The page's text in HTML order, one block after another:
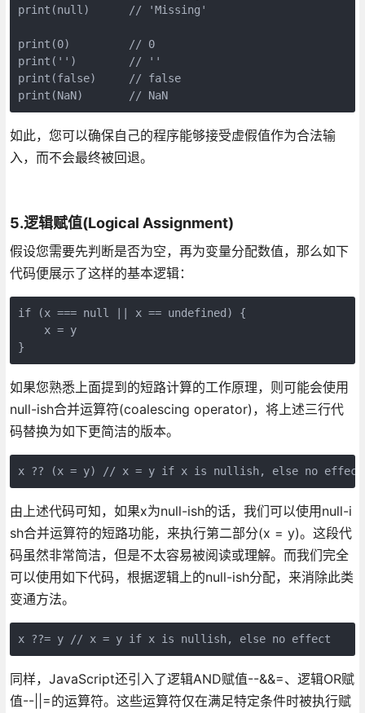
print(null)      // 'Missing'
print(0)         // 0
print('')        // ''
print(false)     // false
如此，您可以确保自己的程序能够接受虚假值作为合法输
入，而不会最终被回退。
5.逻辑赋值(Logical Assignment)
假设您需要先判断是否为空，再为变量分配数值，那么如下
代码便展示了这样的基本逻辑：
if (x === null || x == undefined) {
x = y
如果您熟悉上面提到的短路计算的工作原理，则可能会使用
null-ish合并运算符(coalescing operator)，将上述三行代
码替换为如下更简洁的版本。
由上述代码可知，如果x为null-ish的话，我们可以使用null-i
sh合并运算符的短路功能，来执行第二部分(x = y)。这段代
码虽然非常简洁，但是不太容易被阅读或理解。而我们完全
可以使用如下代码，根据逻辑上的null-ish分配，来消除此类
变通方法。
同样，JavaScript还引入了逻辑AND赋值--&&=、逻辑OR赋
值--||=的运算符。这些运算符仅在满足特定条件时被执行赋